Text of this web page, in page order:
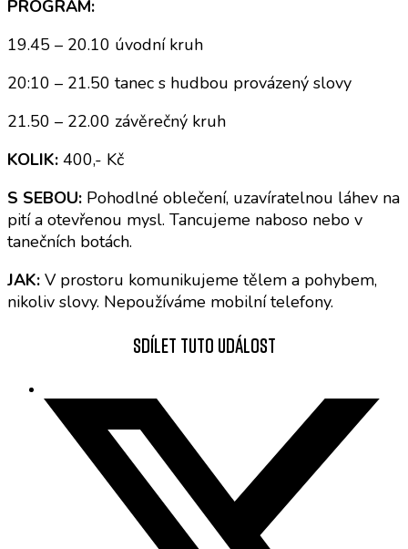
PROGRAM:
19.45 – 20.10 úvodní kruh
20:10 – 21.50 tanec s hudbou provázený slovy
21.50 – 22.00 závěrečný kruh
KOLIK: 400,- Kč
S SEBOU: Pohodlné oblečení, uzavíratelnou láhev na
pití a otevřenou mysl. Tancujeme naboso nebo v
tanečních botách.
JAK: V prostoru komunikujeme tělem a pohybem,
nikoliv slovy. Nepoužíváme mobilní telefony.
Sdílet tuto událost